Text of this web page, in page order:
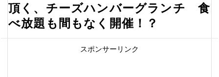
頂く、チーズハンバーグランチ 食
べ放題も間もなく開催！？
スポンサーリンク